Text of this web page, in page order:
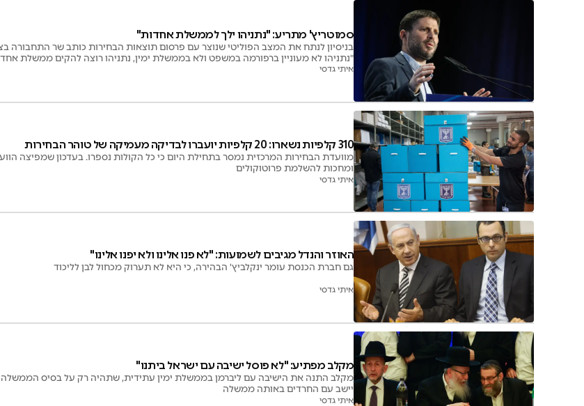
סמוטריץ' מתריע: "נתניהו ילך לממשלת אחדות"
בניסיון לנתח את המצב הפוליטי שנוצר עם פרסום תוצאות הבחירות כותב שר התחבורה
"נתניהו לא מעוניין ברפורמה במשפט ולא בממשלת ימין, נתניהו רוצה להקים ממשלת
טוען כשהוא פותח את דבריו באזהרה שהוא "אינו אופטימי"
איתי גדסי
310 קלפיות נשארו: 20 קלפיות יועברו לבדיקה מעמיקה של טוהר הבחירות
ומחכות להשלמת פרוטוקולים
איתי גדסי
האוזר והנדל מגיבים לשמועות: "לא פנו אלינו ולא יפנו אלינו"
גם חברת הכנסת עומר ינקלביץ' הבהירה, כי היא לא תערוק מכחול לבן לליכוד
איתי גדסי
מקלב מפתיע: "לא פוסל ישיבה עם ישראל ביתנו"
מקלב התנה את הישיבה עם ליברמן בממשלת ימין עתידית, שתהיה רק על בסיס הממשלה
יישב עם החרדים באותה ממשלה
איתי גדסי